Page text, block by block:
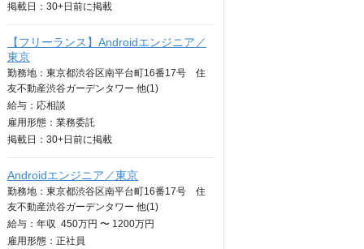
掲載日： 30+日 前に掲載
【フリーランス】Androidエンジニア／
東京
勤務地：東京都渋谷区南平台町16番17号 住
友不動産渋谷ガーデンタワー 他(1)
給与： 応相談
雇用形態：業務委託
掲載日： 30+日 前に掲載
Androidエンジニア／東京
勤務地：東京都渋谷区南平台町16番17号 住
友不動産渋谷ガーデンタワー 他(1)
給与： 年収 450万円 〜 1200万円
雇用形態：正社員